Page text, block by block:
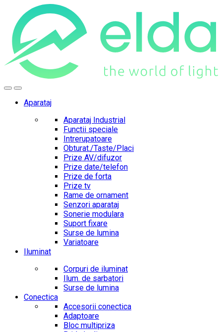
navigation
content
Aparataj
Aparataj Industrial
Functii speciale
Intrerupatoare
Obturat./Taste/Placi
Prize AV/difuzor
Prize date/telefon
Prize de forta
Prize tv
Rame de ornament
Senzori aparataj
Sonerie modulara
Suport fixare
Surse de lumina
Variatoare
Iluminat
Corpuri de iluminat
Ilum. de sarbatori
Surse de lumina
Conectica
Accesorii conectica
Adaptoare
Bloc multipriza